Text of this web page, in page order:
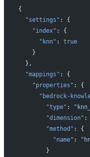
{
  "settings"
: {
    "index"
: {
      "knn"
: true
    }
  },
  "mappings"
: {
    "properties"
: {
"bedrock-
        "type"
:
        "dimension"
:
        "method"
: {
          "name"
:
        }